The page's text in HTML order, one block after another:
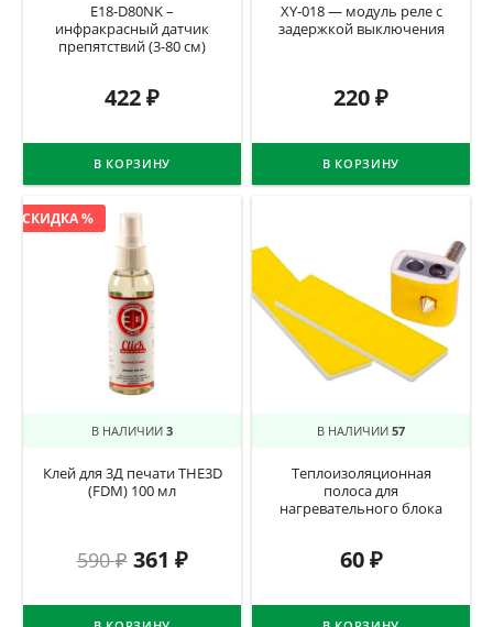
E18-D80NK –
инфракрасный датчик
препятствий (3-80 см)
422₽
В КОРЗИНУ
XY-018 — модуль реле с
задержкой выключения
220₽
В КОРЗИНУ
СКИДКА %
В НАЛИЧИИ 3
Клей для 3Д печати THE3D
(FDM) 100 мл
590₽ 361 ₽
В НАЛИЧИИ 57
Теплоизоляционная
полоса для
нагревательного блока
60₽